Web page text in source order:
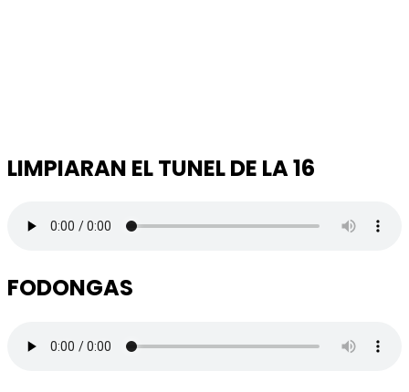
LIMPIARAN EL TUNEL DE LA 16
FODONGAS